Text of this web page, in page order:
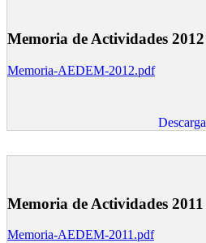
Memoria de Actividades 2012
Memoria-AEDEM-2012.pdf
Descarga
Memoria de Actividades 2011
Memoria-AEDEM-2011.pdf